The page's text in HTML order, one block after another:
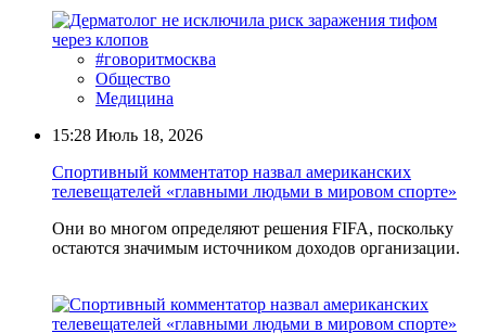
#говоритмосква
Общество
Медицина
15:28 Июль 18, 2026
Спортивный комментатор назвал американских
телевещателей «главными людьми в мировом спорте»
Они во многом определяют решения FIFA, поскольку
остаются значимым источником доходов организации.